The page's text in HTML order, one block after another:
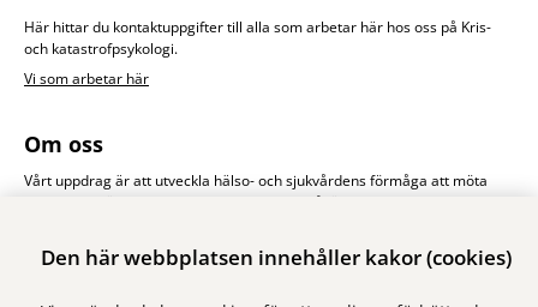
Den här webbplatsen innehåller kakor (cookies)
Här hittar du kontaktuppgifter till alla som arbetar här hos oss på Kris-
och katastrofpsykologi.
Vi som arbetar här
Om oss
Vårt uppdrag är att utveckla hälso- och sjukvårdens förmåga att möta
drabbade människors psykologiska behov såväl vid stora olyckor och